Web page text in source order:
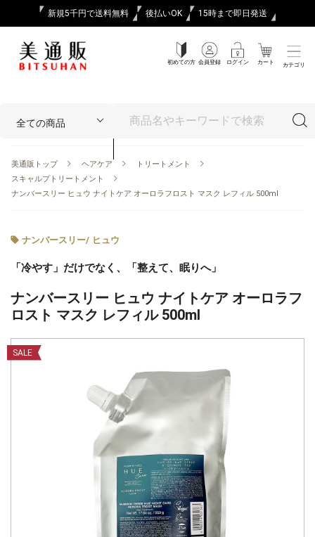
新規5千円で送料無料 後払いOK 15時まで即日発送
初めての方 会員登録 ログイン カート カテゴリ
美通販トップ ヘアケア
トリートメント
スキャルプトリートメント
ナンバースリー ヒュウ ナイトケア オーロラフロスト マスク レフィル 500ml
ナンバースリー/ ヒュウ
「冷やす」だけでなく、「整えて、眠りへ」
ナンバースリー ヒュウ ナイトケア オーロラフ
ロスト マスク レフィル 500ml
SALE